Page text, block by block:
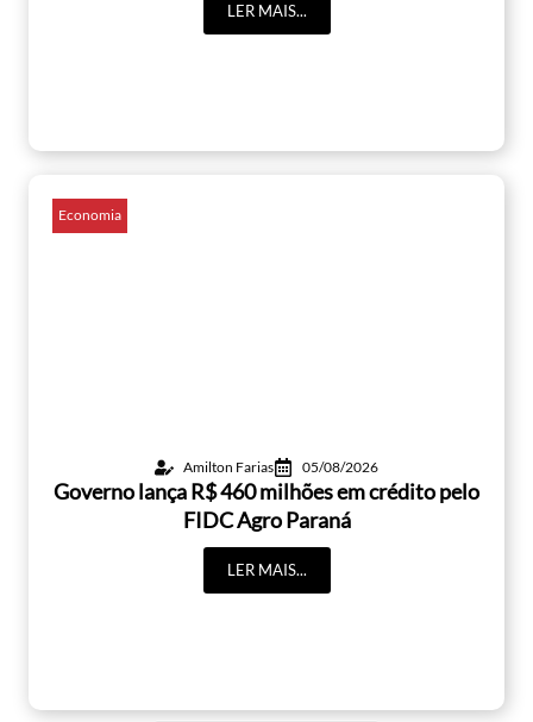
LER MAIS...
Economia
Amilton Farias 05/08/2026
Governo lança R$ 460 milhões em crédito pelo
FIDC Agro Paraná
LER MAIS...